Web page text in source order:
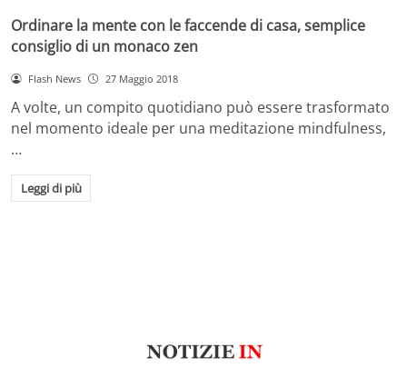
Ordinare la mente con le faccende di casa, semplice
consiglio di un monaco zen
Flash News 27 Maggio 2018
A volte, un compito quotidiano può essere trasformato
nel momento ideale per una meditazione mindfulness,
…
Leggi di più